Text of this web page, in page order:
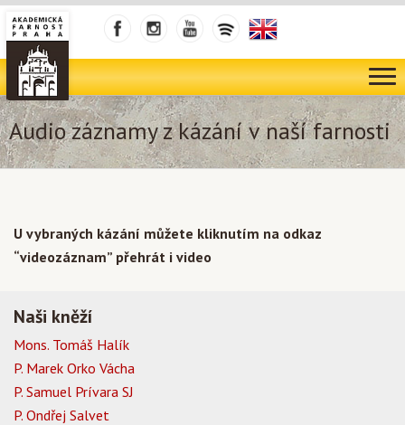
Audio záznamy z kázání v naší farnosti
U vybraných kázání můžete kliknutím na odkaz
“videozáznam” přehrát i video
Naši kněží
Mons. Tomáš Halík
P. Marek Orko Vácha
P. Samuel Prívara SJ
P. Ondřej Salvet